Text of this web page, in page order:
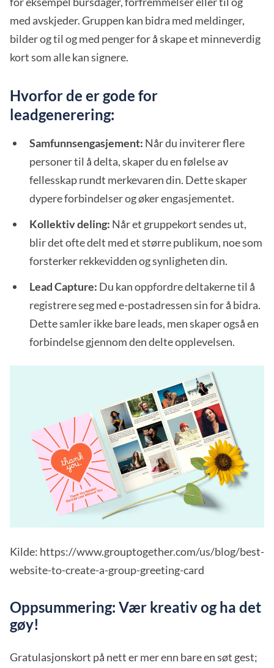
med avskjeder. Gruppen kan bidra med meldinger,
bilder og til og med penger for å skape et minneverdig
kort som alle kan signere.
Hvorfor de er gode for
leadgenerering:
Samfunnsengasjement: Når du inviterer flere
personer til å delta, skaper du en følelse av
fellesskap rundt merkevaren din. Dette skaper
dypere forbindelser og øker engasjementet.
Kollektiv deling: Når et gruppekort sendes ut,
blir det ofte delt med et større publikum, noe som
forsterker rekkevidden og synligheten din.
Lead Capture: Du kan oppfordre deltakerne til å
registrere seg med e-postadressen sin for å bidra.
Dette samler ikke bare leads, men skaper også en
forbindelse gjennom den delte opplevelsen.
Kilde: https://www.grouptogether.com/us/blog/best-
website-to-create-a-group-greeting-card
Oppsummering: Vær kreativ og ha det
gøy!
Gratulasjonskort på nett er mer enn bare en søt gest;